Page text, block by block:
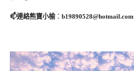
📫連絡熊寶小榆： b19890528@hotmail.com